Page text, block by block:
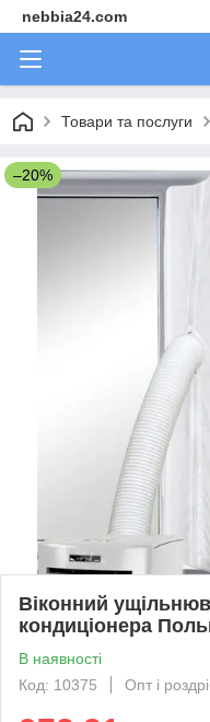
nebbia24.com
Товари та послуги
–20%
Віконний
кондиціонера
В наявності
Код: 10375
Опт і